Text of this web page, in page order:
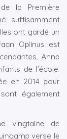
la Première
suffisamment
ont gardé un
Oplinus est
Anna
de l'école.
en 2014 pour
également
vingtaine de
verse le